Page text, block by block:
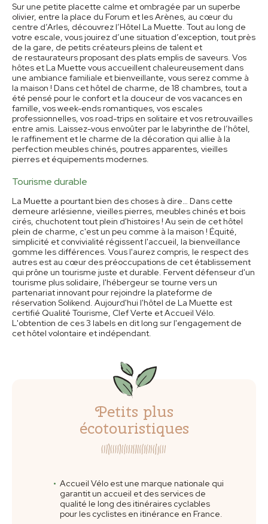
Sur une petite placette calme et ombragée par un superbe
olivier, entre la place du Forum et les Arènes, au cœur du
centre d’Arles, découvrez l’Hôtel La Muette. Tout au long de
votre escale, vous jouirez d’une situation d’exception, tout près
de la gare, de petits créateurs pleins de talent et
de restaurateurs proposant des plats emplis de saveurs. Vos
hôtes et La Muette vous accueillent chaleureusement dans
une ambiance familiale et bienveillante, vous serez comme à
la maison ! Dans cet hôtel de charme, de 18 chambres, tout a
été pensé pour le confort et la douceur de vos vacances en
famille, vos week-ends romantiques, vos escales
professionnelles, vos road-trips en solitaire et vos retrouvailles
entre amis. Laissez-vous envoûter par le labyrinthe de l’hôtel,
le raffinement et le charme de la décoration qui allie à la
perfection meubles chinés, poutres apparentes, vieilles
pierres et équipements modernes.
Tourisme durable
La Muette a pourtant bien des choses à dire… Dans cette
demeure arlésienne, vieilles pierres, meubles chinés et bois
cirés, chuchotent tout plein d'histoires ! Au sein de cet hôtel
plein de charme, c'est un peu comme à la maison ! Équité,
simplicité et convivialité régissent l'accueil, la bienveillance
gomme les différences. Vous l'aurez compris, le respect des
autres est au cœur des préoccupations de cet établissement
qui prône un tourisme juste et durable. Fervent défenseur d'un
tourisme plus solidaire, l'hébergeur se tourne vers un
partenariat innovant pour rejoindre la plateforme de
réservation Solikend. Aujourd'hui l'hôtel de La Muette est
certifié Qualité Tourisme, Clef Verte et Accueil Vélo.
L'obtention de ces 3 labels en dit long sur l'engagement de
cet hôtel volontaire et indépendant.
Petits plus
écotouristiques
Accueil Vélo est une marque nationale qui
garantit un accueil et des services de
qualité le long des itinéraires cyclables
pour les cyclistes en itinérance en France.